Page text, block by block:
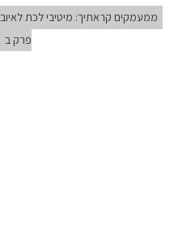
ממעמקים קראתיך: מיטיבי לכת לאיוב
פרק ב